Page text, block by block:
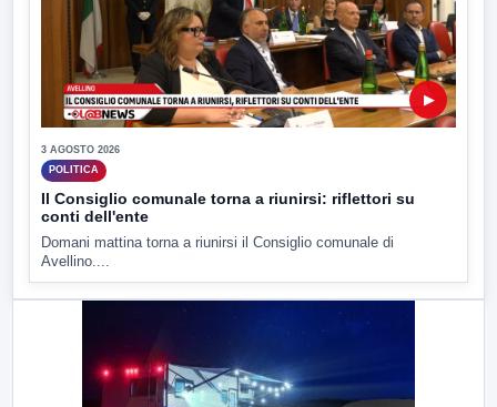
▶
3 AGOSTO 2026
POLITICA
Il Consiglio comunale torna a riunirsi: riflettori su
conti dell'ente
Domani mattina torna a riunirsi il Consiglio comunale di
Avellino....